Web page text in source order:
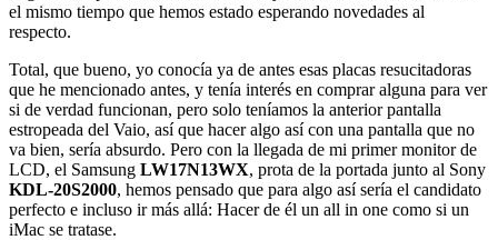
el mismo tiempo que hemos estado esperando novedades al
respecto.
Total, que bueno, yo conocía ya de antes esas placas resucitadoras
que he mencionado antes, y tenía interés en comprar alguna para ver
si de verdad funcionan, pero solo teníamos la anterior pantalla
estropeada del Vaio, así que hacer algo así con una pantalla que no
va bien, sería absurdo. Pero con la llegada de mi primer monitor de
LCD, el Samsung LW17N13WX, prota de la portada junto al Sony
KDL-20S2000, hemos pensado que para algo así sería el candidato
perfecto e incluso ir más allá: Hacer de él un all in one como si un
iMac se tratase.